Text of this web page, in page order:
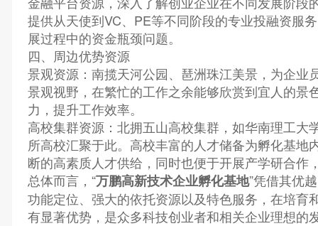
提供从天使到VC、PE等不同阶段的专业投融资服
展过程中的资金瓶颈问题。
四、周边优势资源
景观资源：南揽天河公园、琶洲珠江美景，为企业
景观视野，在繁忙的工作之余能够欣赏到宜人的景
力，提升工作效率。
高校集群资源：北拥五山高校集群，如华南理工大
所高校汇聚于此。高校丰富的人才储备为孵化基地
断的高素质人才供给，同时也便于开展产学研合作
总体而言，“万鹏高新技术企业孵化基地”凭借其优
功能定位、强大的依托资源以及特色服务，在培育
有显著优势，是众多科技创业者和相关企业理想的